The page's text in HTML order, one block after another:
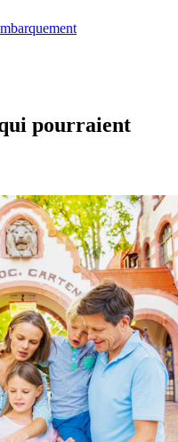
pourraient